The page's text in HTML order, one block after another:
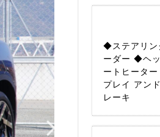
◆ステアリン
ーダー ◆ヘ
ートヒータ
プレイ アン
レーキ